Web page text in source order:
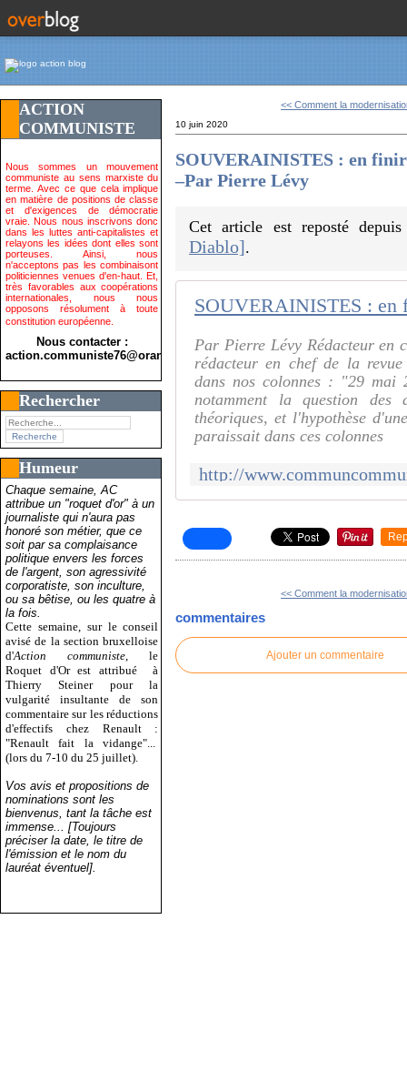
ACTION
COMMUNISTE
Nous sommes un mouvement
communiste au sens marxiste du
terme. Avec ce que cela implique
en matière de positions de classe
et d'exigences de démocratie
vraie. Nous nous inscrivons donc
dans les luttes anti-capitalistes et
relayons les idées dont elles sont
porteuses. Ainsi, nous
n'acceptons pas les combinaisont
politiciennes venues d'en-haut. Et,
très favorables aux coopérations
internationales, nous nous
opposons résolument à toute
constitution européenne.
Nous contacter :
action.communiste76@orange.fr>
Rechercher
Humeur
Chaque semaine, AC
attribue un "roquet d'or" à un
journaliste qui n'aura pas
honoré son métier, que ce
soit par sa complaisance
politique envers les forces
de l'argent, son agressivité
corporatiste, son inculture,
ou sa bêtise, ou les quatre à
la fois.
Cette semaine, sur le conseil
avisé de la section bruxelloise
d'Action communiste , le
Roquet d'Or est attribué
à
Thierry Steiner pour la
vulgarité insultante de son
commentaire sur les réductions
d'effectifs chez Renault :
"Renault fait la vidange"...
(lors du 7-10 du 25 juillet).
Vos avis et propositions de
nominations sont les
bienvenus, tant la tâche est
immense... [Toujours
préciser la date, le titre de
l'émission et le nom du
lauréat éventuel].
<< Comment la
10 juin 2020
SOUVERAINISTES : en
–Par Pierre Lévy
Cet article est reposté
Diablo].
Par Pierre Lévy Rédacteur en
rédacteur en chef de la
dans nos colonnes : "29
notamment la question des
théoriques, et l'hypothèse
paraissait dans ces colonnes
<< Comment la
commentaires
Ajouter un commentaire